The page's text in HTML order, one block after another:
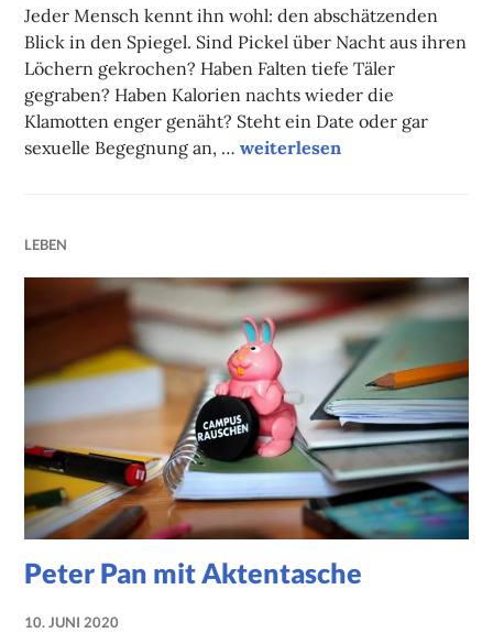
Jeder Mensch kennt ihn wohl: den abschätzenden
Blick in den Spiegel. Sind Pickel über Nacht aus ihren
Löchern gekrochen? Haben Falten tiefe Täler
gegraben? Haben Kalorien nachts wieder die
Klamotten enger genäht? Steht ein Date oder gar
sexuelle Begegnung an, …Filmtipp des Monats: Meine
weiterlesen
LEBEN
Peter Pan mit Aktentasche
10. JUNI 2020